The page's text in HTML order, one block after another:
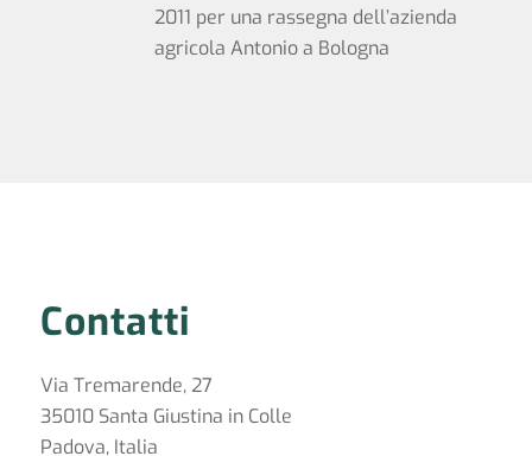
2011 per una rassegna dell’azienda
agricola Antonio a Bologna
Contatti
Via Tremarende, 27
35010 Santa Giustina in Colle
Padova, Italia